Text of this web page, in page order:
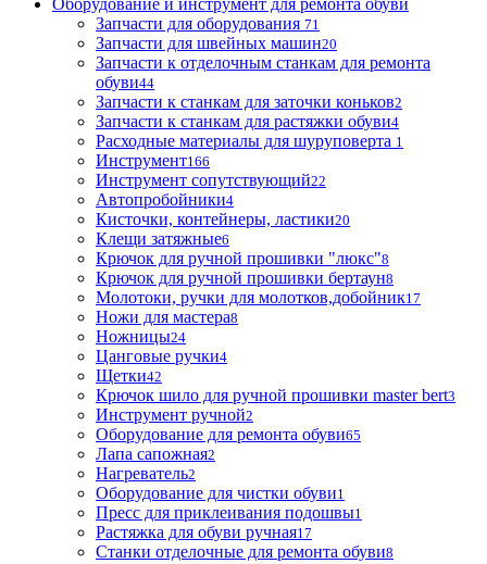
Оборудование и инструмент для ремонта обуви
Запчасти для оборудования 71
Запчасти для швейных машин20
Запчасти к отделочным станкам для ремонта
обуви44
Запчасти к станкам для заточки коньков2
Запчасти к станкам для растяжки обуви4
Расходные материалы для шуруповерта 1
Инструмент166
Инструмент сопутствующий22
Автопробойники4
Кисточки, контейнеры, ластики20
Клещи затяжные6
Крючок для ручной прошивки "люкс"8
Крючок для ручной прошивки бертаун8
Молотоки, ручки для молотков,добойник17
Ножи для мастера8
Ножницы24
Цанговые ручки4
Щетки42
Крючок шило для ручной прошивки master bert3
Инструмент ручной2
Оборудование для ремонта обуви65
Лапа сапожная2
Нагреватель2
Оборудование для чистки обуви1
Пресс для приклеивания подошвы1
Растяжка для обуви ручная17
Станки отделочные для ремонта обуви8